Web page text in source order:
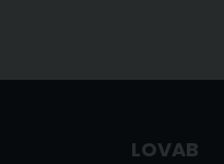
LOVAB